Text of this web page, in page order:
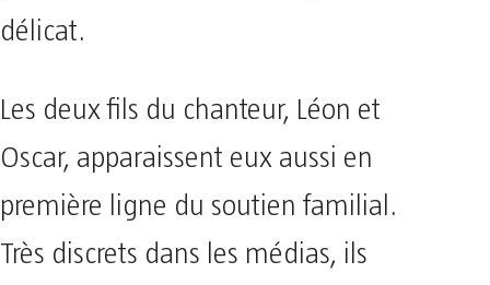
délicat.
Les deux fils du chanteur, Léon et
Oscar, apparaissent eux aussi en
première ligne du soutien familial.
Très discrets dans les médias, ils